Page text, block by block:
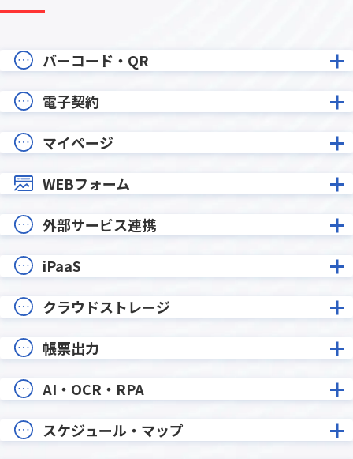
バーコード・QR
電子契約
マイページ
WEBフォーム
外部サービス連携
iPaaS
クラウドストレージ
帳票出力
AI・OCR・RPA
スケジュール・マップ